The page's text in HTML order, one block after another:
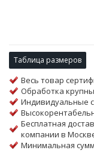
Таблица размеров
Весь товар
Обработка
Индивидуальные
Бесплатная
компании в
Минимальная